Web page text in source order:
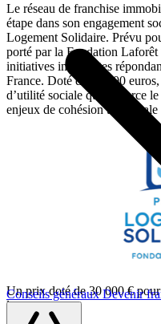
Conseils générauxDevenir
Le réseau de franchise
étape dans son engagement
Logement Solidaire. Prévu
porté par la Fondation
initiatives innovantes
France. Doté de 30 000
d’utilité sociale qui renforce
enjeux de cohésion
Un prix doté de 30 000 €
logement